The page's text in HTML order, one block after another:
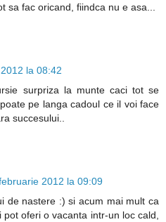
sa fac oricand, fiindca nu e asa...
la 08:42
surpriza la munte caci tot se
pe langa cadoul ce il voi face
succesului..
2012 la 09:09
de nastere :) si acum mai mult ca
oferi o vacanta intr-un loc cald,